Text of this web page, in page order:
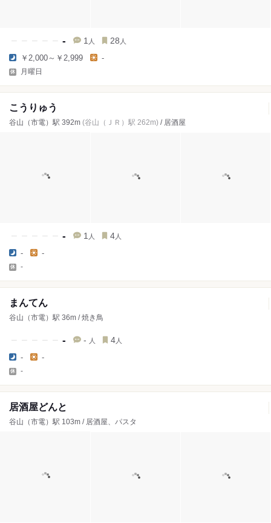
- 1 人 28 人
￥2,000～￥2,999 -
月曜日
こうりゅう
谷山（市電）駅 392m (谷山（ＪＲ）駅 262m) / 居酒屋
- 1 人 4 人
- -
-
まんてん
谷山（市電）駅 36m / 焼き鳥
- - 人 4 人
- -
-
居酒屋どんと
谷山（市電）駅 103m / 居酒屋、パスタ